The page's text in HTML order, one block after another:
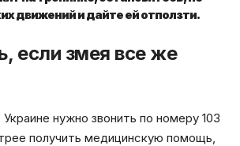
движений и дайте ей отползти.
если змея все же
нужно звонить по номеру 103
получить медицинскую помощь,